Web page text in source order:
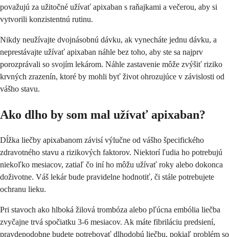
považujú za užitočné užívať apixaban s raňajkami a večerou, aby si
vytvorili konzistentnú rutinu.
Nikdy neužívajte dvojnásobnú dávku, ak vynecháte jednu dávku, a
neprestávajte užívať apixaban náhle bez toho, aby ste sa najprv
porozprávali so svojím lekárom. Náhle zastavenie môže zvýšiť riziko
krvných zrazenín, ktoré by mohli byť život ohrozujúce v závislosti od
vášho stavu.
Ako dlho by som mal užívať apixaban?
Dĺžka liečby apixabanom závisí výlučne od vášho špecifického
zdravotného stavu a rizikových faktorov. Niektorí ľudia ho potrebujú
niekoľko mesiacov, zatiaľ čo iní ho môžu užívať roky alebo dokonca
doživotne. Váš lekár bude pravidelne hodnotiť, či stále potrebujete
ochranu lieku.
Pri stavoch ako hlboká žilová trombóza alebo pľúcna embólia liečba
zvyčajne trvá spočiatku 3-6 mesiacov. Ak máte fibriláciu predsiení,
pravdepodobne budete potrebovať dlhodobú liečbu, pokiaľ problém so